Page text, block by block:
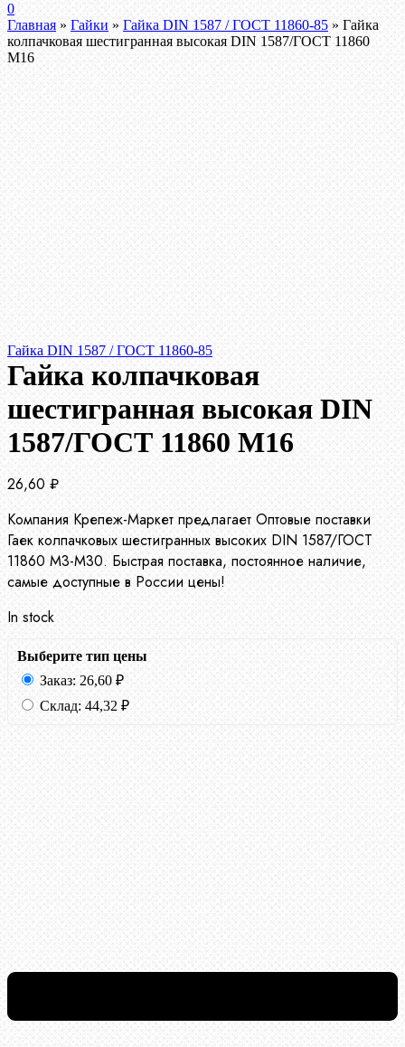
0
Главная » Гайки » Гайка DIN 1587 / ГОСТ 11860-85 » Гайка
колпачковая шестигранная высокая DIN 1587/ГОСТ 11860
М16
Гайка DIN 1587 / ГОСТ 11860-85
Гайка колпачковая
шестигранная высокая DIN
1587/ГОСТ 11860 М16
26,60 ₽
Компания Крепеж-Маркет предлагает Оптовые поставки
Гаек колпачковых шестигранных высоких DIN 1587/ГОСТ
11860 М3-М30. Быстрая поставка, постоянное наличие,
самые доступные в России цены!
In stock
Выберите тип цены
Заказ: 26,60 ₽
Склад: 44,32 ₽